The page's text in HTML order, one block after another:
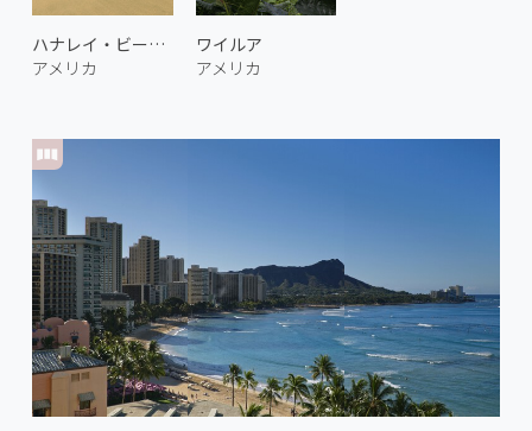
ハナレイ・ビーチ 2
アメリカ
ワイルア
アメリカ